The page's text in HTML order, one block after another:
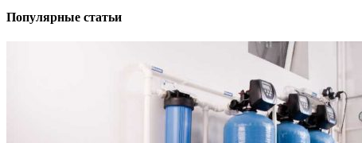
Популярные статьи